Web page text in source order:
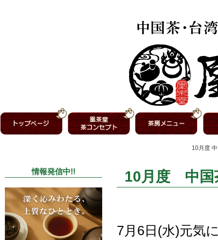
10月度
情報発信中!! 10月度 中国
7月6日(水)元気